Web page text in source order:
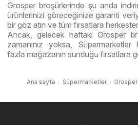
Grosper broşürlerinde şu anda
ürünlerinizi göreceğinize garanti
bir göz atın ve tüm fırsatlara
Ancak, gelecek haftaki Grosper
zamanınız yoksa, Süpermarketler
fazla mağazanın sunduğu fırsatlara
Ana sayfa Süpermarketler Grosper